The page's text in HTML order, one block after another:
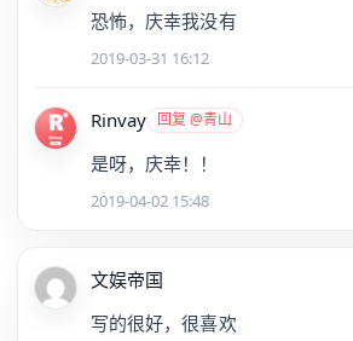
恐怖，庆幸我没有
2019-03-31 16:12
Rinvay 回复 @青山
是呀，庆幸！！
2019-04-02 15:48
文娱帝国
写的很好，很喜欢